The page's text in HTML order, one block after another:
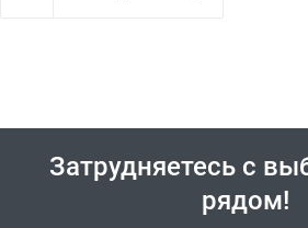
Затрудняетесь с
рядом!